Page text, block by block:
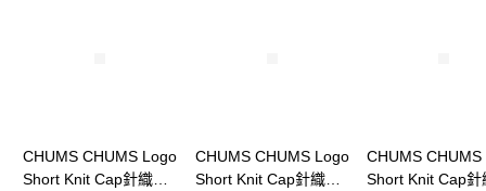
CHUMS CHUMS Logo
Short Knit Cap針織帽
CHUMS CHUMS Logo
Short Knit Cap針織帽
CHUMS CHUMS
Short Knit Cap針